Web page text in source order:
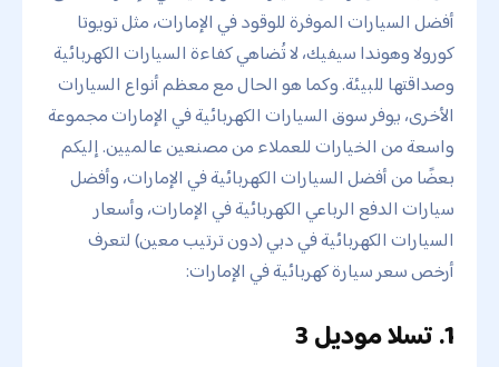
أفضل السيارات الموفرة للوقود في الإمارات، مثل تويوتا
كورولا وهوندا سيفيك، لا تُضاهي كفاءة السيارات الكهربائية
وصداقتها للبيئة. وكما هو الحال مع معظم أنواع السيارات
الأخرى، يوفر سوق السيارات الكهربائية في الإمارات مجموعة
واسعة من الخيارات للعملاء من مصنعين عالميين. إليكم
بعضًا من أفضل السيارات الكهربائية في الإمارات، وأفضل
سيارات الدفع الرباعي الكهربائية في الإمارات، وأسعار
السيارات الكهربائية في دبي (دون ترتيب معين) لتعرف
أرخص سعر سيارة كهربائية في الإمارات:
1. تسلا موديل 3